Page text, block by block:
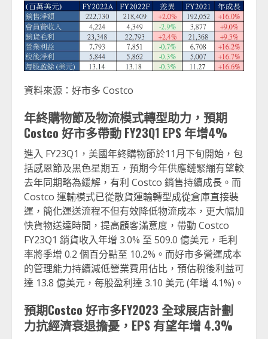
資料來源：好市多 Costco
年終購物節及物流模式轉型助力，預期
Costco 好市多帶動 FY23Q1 EPS 年增4%
進入 FY23Q1，美國年終購物節於11月下旬開始，包
括感恩節及黑色星期五，預期今年供應鏈緊繃有望較
去年同期略為緩解，有利 Costco 銷售持續成長。而
Costco 運輸模式已從散貨運輸轉型成從倉庫直接裝
運，簡化運送流程不但有效降低物流成本，更大幅加
快貨物送達時間，提高顧客滿意度，帶動 Costco
FY23Q1 銷貨收入年增 3.0% 至 509.0 億美元，毛利
率將季增 0.2 個百分點至 10.2%。而好市多營運成本
的管理能力持續減低營業費用佔比，預估稅後利益可
達 13.8 億美元，每股盈利達 3.10 美元 (年增 4.1%)。
預期Costco 好市多FY2023 全球展店計劃
力抗經濟衰退擔憂，EPS 有望年增 4.3%